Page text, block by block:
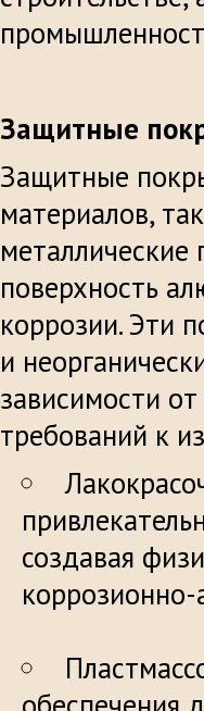
Защитные
Защитные
материалов,
металлические
поверхность
коррозии. Эти
и
зависимости
требований к
создавая